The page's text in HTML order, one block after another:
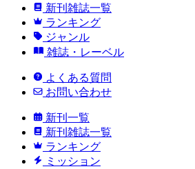
新刊雑誌一覧
ランキング
ジャンル
雑誌・レーベル
よくある質問
お問い合わせ
新刊一覧
新刊雑誌一覧
ランキング
ミッション